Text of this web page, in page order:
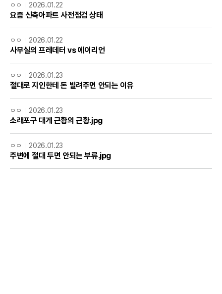
ㅇㅇ 2026.01.22
요즘 신축아파트 사전점검 상태
ㅇㅇ 2026.01.22
사무실의 프레데터 vs 에이리언
ㅇㅇ 2026.01.23
절대로 지인한테 돈 빌려주면 안되는 이유
ㅇㅇ 2026.01.23
소래포구 대게 근황의 근황.jpg
ㅇㅇ 2026.01.23
주변에 절대 두면 안되는 부류.jpg